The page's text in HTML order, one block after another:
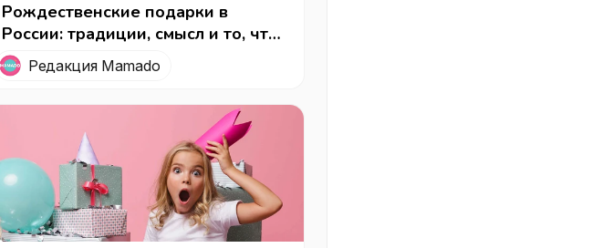
Рождественские подарки в
России: традиции, смысл и то, что
точно порадует
Редакция Mamado